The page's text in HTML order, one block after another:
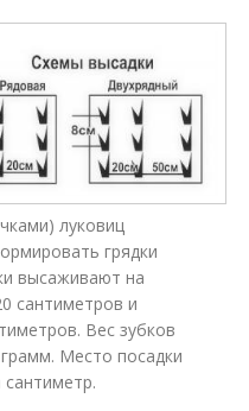
луковиц
грядки
высаживают на
сантиметров и
Вес зубков
Место посадки
сантиметр.